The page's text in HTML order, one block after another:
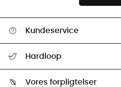
Kundeservice
Returnering & Tilbagebetaling
Hardloop
Vores forpligtelser